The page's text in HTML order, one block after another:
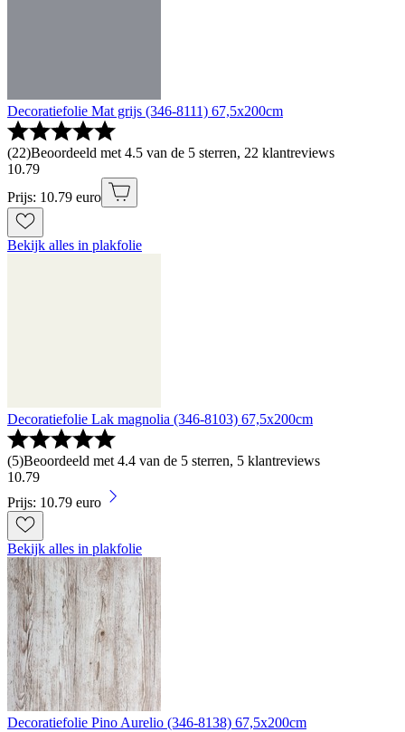
Decoratiefolie Mat grijs (346-8111) 67,5x200cm
(22)Beoordeeld met 4.5 van de 5 sterren, 22 klantreviews
10.79
Prijs: 10.79 euro
Bekijk alles in plakfolie
Decoratiefolie Lak magnolia (346-8103) 67,5x200cm
(5)Beoordeeld met 4.4 van de 5 sterren, 5 klantreviews
10.79
Prijs: 10.79 euro
Bekijk alles in plakfolie
Decoratiefolie Pino Aurelio (346-8138) 67,5x200cm